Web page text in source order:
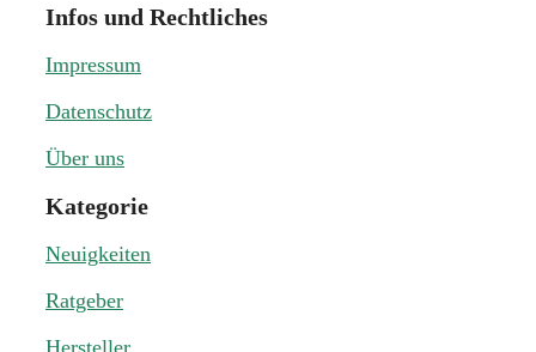
Infos und Rechtliches
Impressum
Datenschutz
Über uns
Kategorie
Neuigkeiten
Ratgeber
Hersteller